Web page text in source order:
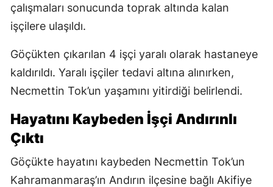
çalışmaları sonucunda toprak altında kalan
işçilere ulaşıldı.
Göçükten çıkarılan 4 işçi yaralı olarak hastaneye
kaldırıldı. Yaralı işçiler tedavi altına alınırken,
Necmettin Tok’un yaşamını yitirdiği belirlendi.
Hayatını Kaybeden İşçi Andırınlı
Çıktı
Göçükte hayatını kaybeden Necmettin Tok’un
Kahramanmaraş’ın Andırın ilçesine bağlı Akifiye